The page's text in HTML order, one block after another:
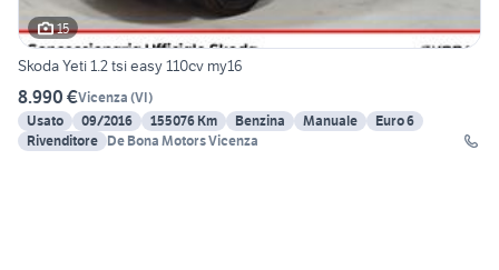
15
Skoda Yeti 1.2 tsi easy 110cv my16
8.990 €Vicenza (VI)
Usato
09/2016 155076 Km Benzina Manuale
Euro 6
Rivenditore De Bona Motors Vicenza